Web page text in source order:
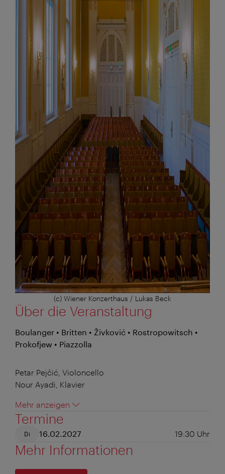
(c) Wiener Konzerthaus / Lukas Beck
Über die Veranstaltung
Boulanger • Britten • Živković • Rostropowitsch •
Prokofjew • Piazzolla
Petar Pejčić, Violoncello
Nour Ayadi, Klavier
Mehr anzeigen
Termine
Di 16.02.2027 19:30 Uhr
Mehr Informationen